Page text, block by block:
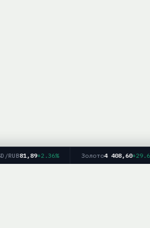
81,89+2.36% Золото4 408,60+29.65%